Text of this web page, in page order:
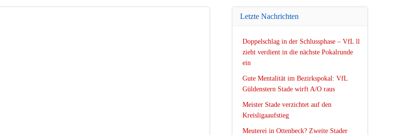
Letzte Nachrichten
Doppelschlag in der Schlussphase – VfL ll
zieht verdient in die nächste Pokalrunde
ein
Gute Mentalität im Bezirkspokal: VfL
Güldenstern Stade wirft A/O raus
Meister Stade verzichtet auf den
Kreisligaaufstieg
Meuterei in Ottenbeck? Zweite Stader